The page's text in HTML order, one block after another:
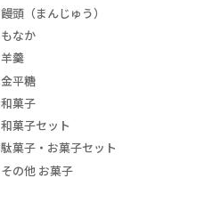
饅頭（まんじゅう）
もなか
羊羹
金平糖
和菓子
和菓子セット
駄菓子・お菓子セット
その他 お菓子